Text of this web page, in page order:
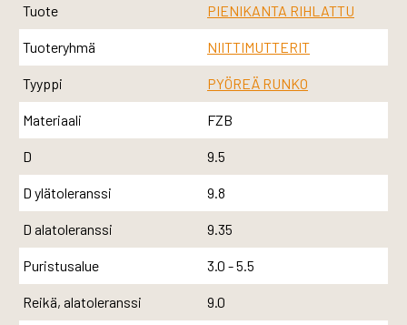
Tuote PIENIKANTA RIHLATTU
Tuoteryhmä NIITTIMUTTERIT
Tyyppi PYÖREÄ RUNKO
Materiaali FZB
D 9.5
D ylätoleranssi 9.8
D alatoleranssi 9.35
Puristusalue 3.0 - 5.5
Reikä, alatoleranssi 9.0